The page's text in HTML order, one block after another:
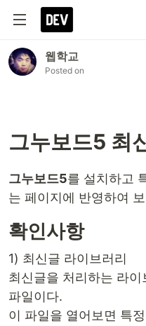
웹학교
Posted on
그누보드5 최
그누보드5를 설치하고
는 페이지에 반영하여
확인사항
1) 최신글 라이브러리
최신글을 처리하는 라이
파일이다.
이 파일을 열어보면 특